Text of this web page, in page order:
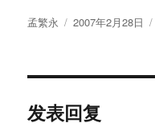
作
孟繁永
发
2007年2月28日
发表回复